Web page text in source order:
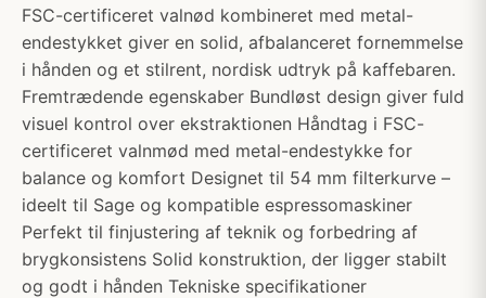
FSC-certificeret valnød kombineret med metal-
endestykket giver en solid, afbalanceret fornemmelse
i hånden og et stilrent, nordisk udtryk på kaffebaren.
Fremtrædende egenskaber Bundløst design giver fuld
visuel kontrol over ekstraktionen Håndtag i FSC-
certificeret valnmød med metal-endestykke for
balance og komfort Designet til 54 mm filterkurve –
ideelt til Sage og kompatible espressomaskiner
Perfekt til finjustering af teknik og forbedring af
brygkonsistens Solid konstruktion, der ligger stabilt
og godt i hånden Tekniske specifikationer